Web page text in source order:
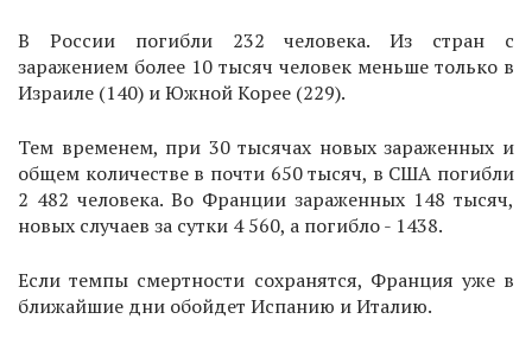
В России погибли 232 человека. Из стран с
заражением более 10 тысяч человек меньше только в
Израиле (140) и Южной Корее (229).
Тем временем, при 30 тысячах новых зараженных и
общем количестве в почти 650 тысяч, в США погибли
2 482 человека. Во Франции зараженных 148 тысяч,
новых случаев за сутки 4 560, а погибло - 1438.
Если темпы смертности сохранятся, Франция уже в
ближайшие дни обойдет Испанию и Италию.